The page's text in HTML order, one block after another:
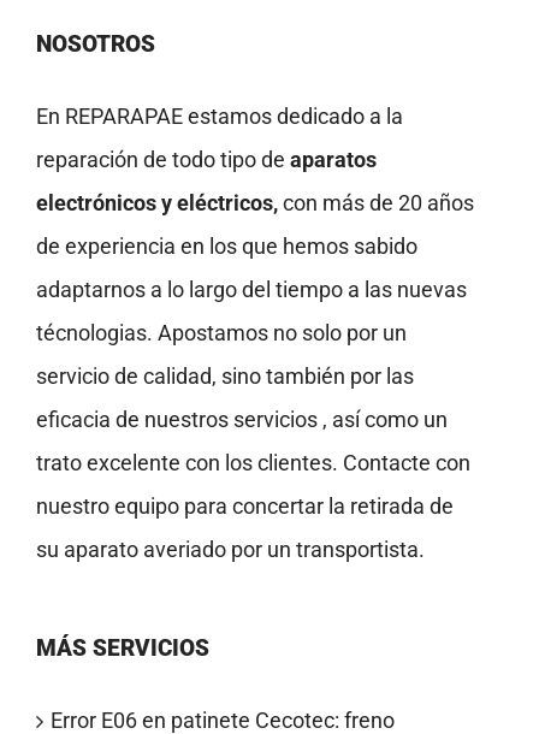
NOSOTROS
En REPARAPAE estamos dedicado a la
reparación de todo tipo de aparatos
electrónicos y eléctricos,con más de 20 años
de experiencia en los que hemos sabido
adaptarnos a lo largo del tiempo a las nuevas
técnologias. Apostamos no solo por un
servicio de calidad, sino también por las
eficacia de nuestros servicios , así como un
trato excelente con los clientes. Contacte con
nuestro equipo para concertar la retirada de
su aparato averiado por un transportista.
MÁS SERVICIOS
Error E06 en patinete Cecotec: freno